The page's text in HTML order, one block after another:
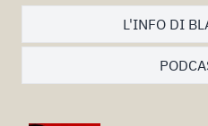
L'INFO DI